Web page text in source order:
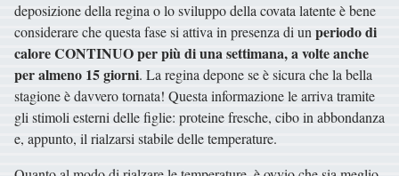
deposizione della regina o lo sviluppo della covata latente è bene
considerare che questa fase si attiva in presenza di unperiodo di
calore CONTINUO per più di una settimana, a volte anche
per almeno 15 giorni. La regina depone se è sicura che la bella
stagione è davvero tornata! Questa informazione le arriva tramite
gli stimoli esterni delle figlie: proteine fresche, cibo in abbondanza
e, appunto, il rialzarsi stabile delle temperature.